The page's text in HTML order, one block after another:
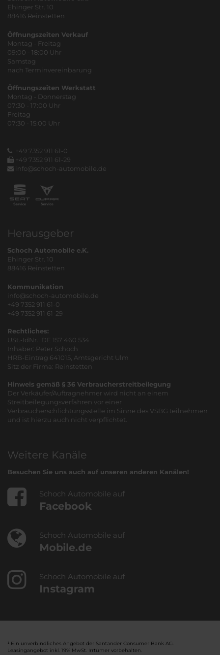
Ehinger Str. 10
88416 Reinstetten
Öffnungszeiten Verkauf
Montag - Freitag
09:00 - 18:00 Uhr
Samstag
nach Terminvereinbarung
Öffnungszeiten Werkstatt
Montag - Donnerstag
07:30 - 17:00 Uhr
Freitag
07:30 - 15:00 Uhr
+49 7352 911 61-0
+49 7352 911 61-29
info@schoch-automobile.de
Herausgeber
Schoch Automobile e.K.
Ehinger Str. 10
88416 Reinstetten
Kommunikation
info@schoch-automobile.de
+49 7352 911 61-0
+49 7352 911 61-29
Rechtliches:
USt.-IdNr.: DE 157 460 534
Inhaber: Peter Schoch
HRB-Eintrag 641015, Amtsgericht Ulm
Sitz der Firma: Reinstetten
Hinweis gemäß § 36 Verbraucherstreitbeilegung
Der Verkäufer/Auftragnehmer wird nicht an einem
Streitbeilegungsverfahren vor einer
Verbraucherschlichtungsstelle im Sinne des VSBG teilnehmen
und ist hierzu auch nicht verpflichtet.
Weitere Kanäle
Besuchen Sie uns auch auf unseren anderen Kanälen!
Schoch Automobile auf
Facebook
Schoch Automobile auf
Mobile.de
Schoch Automobile auf
Instagram
¹ Ein unverbindliches Angebot der Santander Consumer Bank AG.
Leasingangebot inkl. 19% MwSt. Irrtümer vorbehalten.